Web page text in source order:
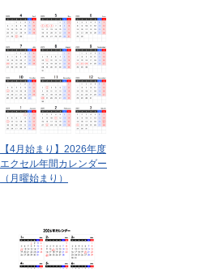
【4月始まり】2026年度
エクセル年間カレンダー
（月曜始まり）